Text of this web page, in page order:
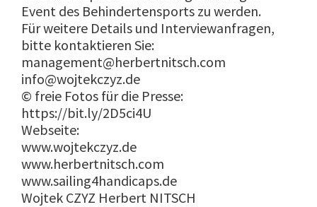
Event des Behindertensports zu werden.
Für weitere Details und Interviewanfragen,
bitte kontaktieren Sie:
management@herbertnitsch.com
info@wojtekczyz.de
© freie Fotos für die Presse:
https://bit.ly/2D5ci4U
Webseite:
www.wojtekczyz.de
www.herbertnitsch.com
www.sailing4handicaps.de
Wojtek CZYZ Herbert NITSCH